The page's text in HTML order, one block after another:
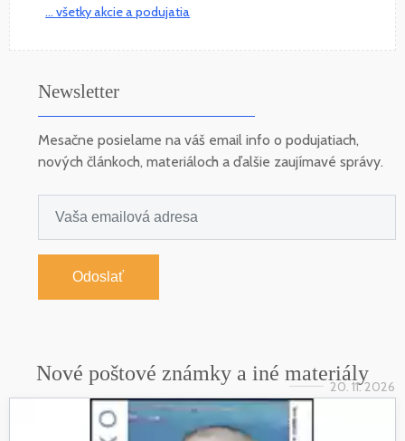
... všetky akcie a podujatia
Newsletter
Mesačne posielame na váš email info o podujatiach,
nových článkoch, materiáloch a ďalšie zaujímavé správy.
Odoslať
Nové poštové známky a iné materiály
20. 11. 2026